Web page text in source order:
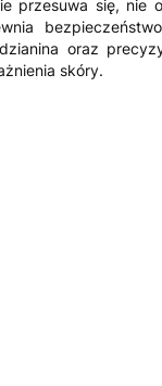
przesuwa się, nie
oraz
skóry.